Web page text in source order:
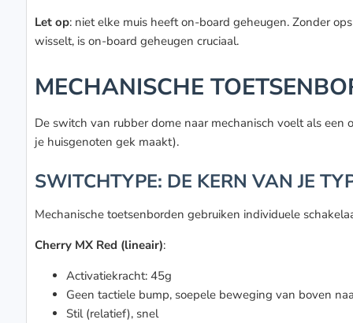
Let op: niet elke muis heeft on-board geheugen. Zonder
wisselt, is on-board geheugen cruciaal.
MECHANISCHE
De switch van rubber dome naar mechanisch voelt als
je huisgenoten gek maakt).
SWITCHTYPE: DE KERN VAN JE
Mechanische toetsenborden gebruiken individuele
Cherry MX Red (lineair):
Activatiekracht: 45g
Geen tactiele bump, soepele beweging van boven
Stil (relatief), snel